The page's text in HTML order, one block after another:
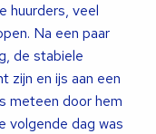
huurders, veel
Na een paar
de stabiele
zijn en ijs aan een
meteen door hem
volgende dag was